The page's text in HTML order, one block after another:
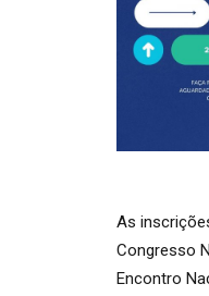
As
Congresso
Encontro